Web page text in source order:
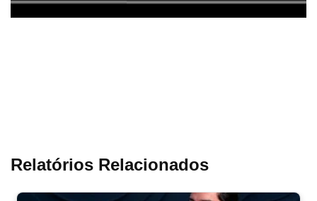
Relatórios Relacionados